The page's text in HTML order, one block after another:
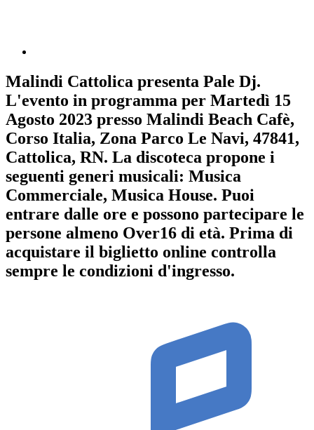
Malindi Cattolica presenta Pale Dj.
L'evento in programma per Martedì 15
Agosto 2023 presso Malindi Beach Cafè,
Corso Italia, Zona Parco Le Navi, 47841,
Cattolica, RN. La discoteca propone i
seguenti generi musicali: Musica
Commerciale, Musica House. Puoi
entrare dalle ore e possono partecipare le
persone almeno Over16 di età. Prima di
acquistare il biglietto online controlla
sempre le condizioni d'ingresso.